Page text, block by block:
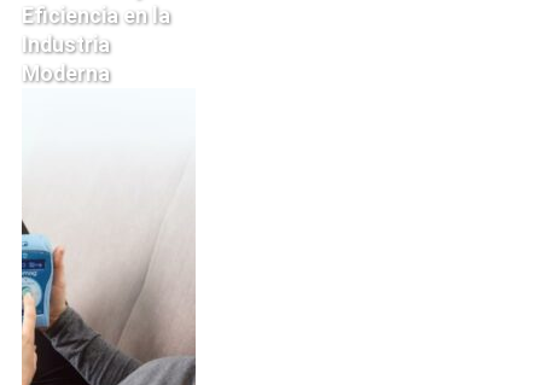
Eficiencia en la
Industria
Moderna